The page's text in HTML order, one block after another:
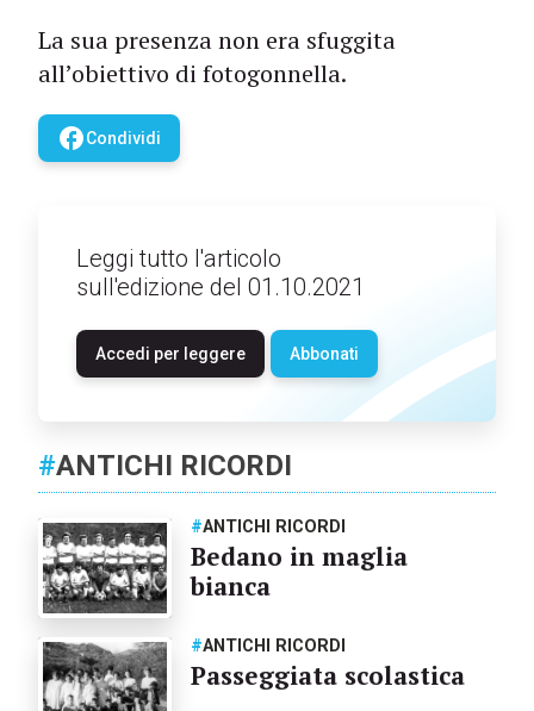
La sua presenza non era sfuggita
all’obiettivo di fotogonnella.
facebookCondividi
Leggi tutto l'articolo
sull'edizione del 01.10.2021
Accedi per leggere Abbonati
#ANTICHI RICORDI
#ANTICHI RICORDI
Bedano in maglia
bianca
#ANTICHI RICORDI
Passeggiata scolastica